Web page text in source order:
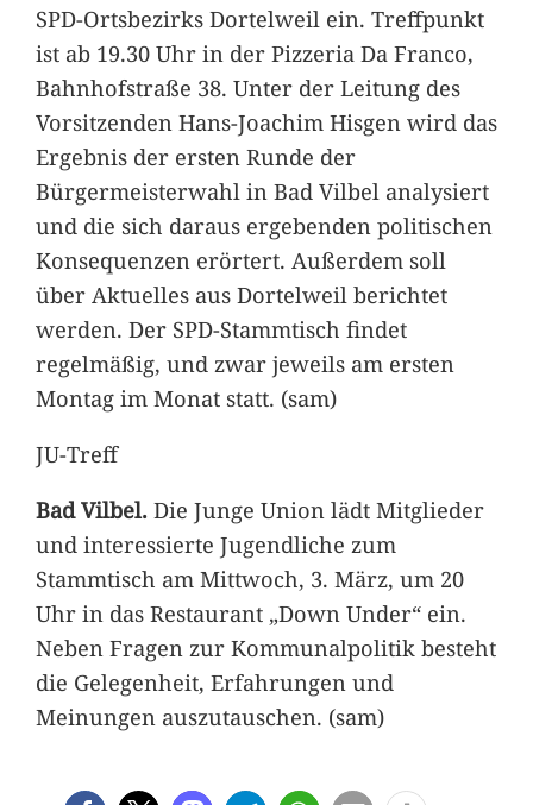
SPD-Ortsbezirks Dortelweil ein. Treffpunkt
ist ab 19.30 Uhr in der Pizzeria Da Franco,
Bahnhofstraße 38. Unter der Leitung des
Vorsitzenden Hans-Joachim Hisgen wird das
Ergebnis der ersten Runde der
Bürgermeisterwahl in Bad Vilbel analysiert
und die sich daraus ergebenden politischen
Konsequenzen erörtert. Außerdem soll
über Aktuelles aus Dortelweil berichtet
werden. Der SPD-Stammtisch findet
regelmäßig, und zwar jeweils am ersten
Montag im Monat statt. (sam)
JU-Treff
Bad Vilbel.Die Junge Union lädt Mitglieder
und interessierte Jugendliche zum
Stammtisch am Mittwoch, 3. März, um 20
Uhr in das Restaurant „Down Under“ ein.
Neben Fragen zur Kommunalpolitik besteht
die Gelegenheit, Erfahrungen und
Meinungen auszutauschen. (sam)